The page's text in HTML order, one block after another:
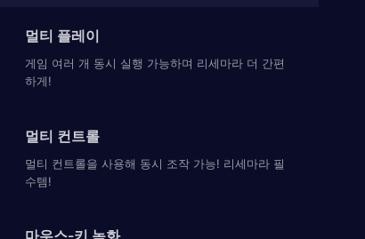
멀티 플레이
게임 여러 개 동시 실행 가능하며 리세마라 더 간편
하게!
멀티 컨트롤
멀티 컨트롤을 사용해 동시 조작 가능! 리세마라 필
수템!